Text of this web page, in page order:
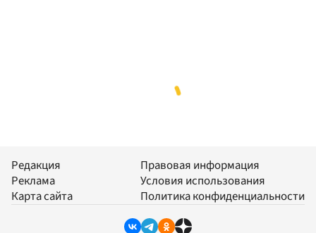
Редакция
Реклама
Карта сайта
Правовая информация
Условия использования
Политика конфиденциальности